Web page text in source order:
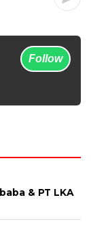
Follow
& PT LKA